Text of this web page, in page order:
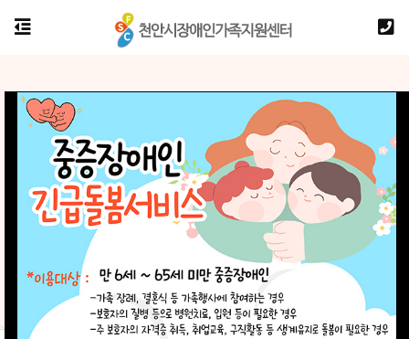
장애인가족 중심의 복지환경을 만듭니다.
041-558-6288
장애인가족 중심의 복지환경을 만듭니다.
041-558-6288
장애인가족 중심의 복지환경을 만듭니다.
041-558-6288